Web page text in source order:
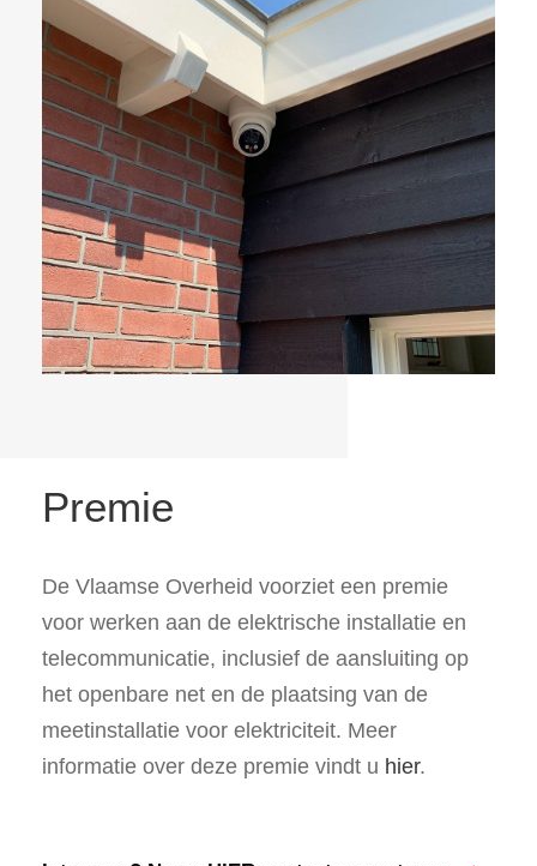
Premie
De Vlaamse Overheid voorziet een premie
voor werken aan de elektrische installatie en
telecommunicatie, inclusief de aansluiting op
het openbare net en de plaatsing van de
meetinstallatie voor elektriciteit. Meer
informatie over deze premie vindt u hier.